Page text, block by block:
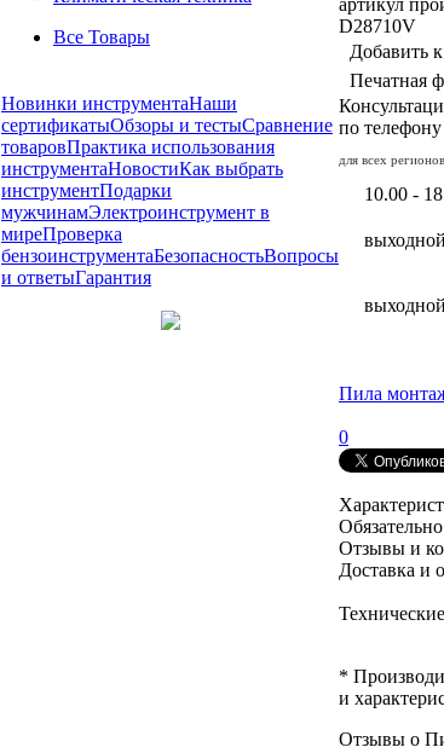
Все Товары
Новинки инструментаНаши
сертификатыОбзоры и тестыСравнение
товаровПрактика использования
инструментаНовостиКак выбрать
инструментПодарки
мужчинамЭлектроинструмент в
миреПроверка
бензоинструментаБезопасностьВопросы
и ответыГарантия
D28710V
Добавить
Печатная
по телефону
для всех регионов
10.00 -
выходной
выходной
Пила
0
Отзывы и
Доставка и
*
и
Отзывы о